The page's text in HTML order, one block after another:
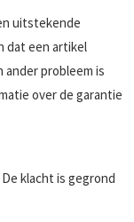
uitstekende
dat een artikel
probleem is
over de garantie
klacht is gegrond